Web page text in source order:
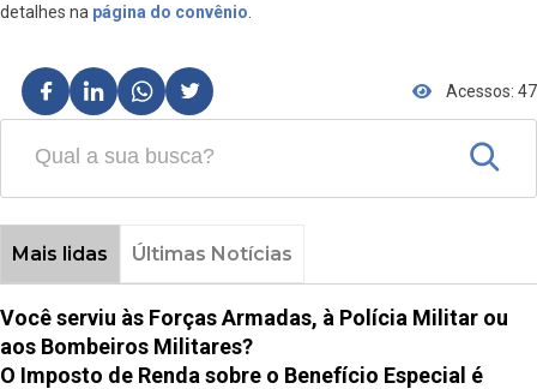
detalhes na página do convênio
Acessos: 47
Mais lidas Últimas Notícias
Você serviu às Forças Armadas, à Polícia Militar ou
aos Bombeiros Militares?
O Imposto de Renda sobre o Benefício Especial é